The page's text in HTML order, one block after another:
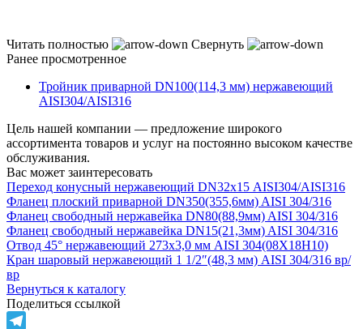
Читать полностью
Свернуть
Ранее просмотренное
Тройник приварной DN100(114,3 мм) нержавеющий
AISI304/AISI316
Цель нашей компании — предложение широкого
ассортимента товаров и услуг на постоянно высоком качестве
обслуживания.
Вас может заинтересовать
Переход конусный нержавеющий DN32х15 AISI304/AISI316
Фланец плоский приварной DN350(355,6мм) AISI 304/316
Фланец свободный нержавейка DN80(88,9мм) AISI 304/316
Фланец свободный нержавейка DN15(21,3мм) AISI 304/316
Отвод 45° нержавеющий 273х3,0 мм AISI 304(08Х18Н10)
Кран шаровый нержавеющий 1 1/2″(48,3 мм) AISI 304/316 вр/
вр
Вернуться к каталогу
Поделиться ссылкой